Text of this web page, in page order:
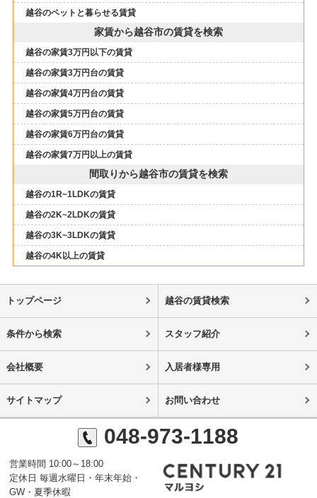
越谷のペットと暮らせる賃貸
家賃から越谷市の賃貸を検索
越谷の家賃3万円以下の賃貸
越谷の家賃3万円台の賃貸
越谷の家賃4万円台の賃貸
越谷の家賃5万円台の賃貸
越谷の家賃6万円台の賃貸
越谷の家賃7万円以上の賃貸
間取りから越谷市の賃貸を検索
越谷の1R~1LDKの賃貸
越谷の2K~2LDKの賃貸
越谷の3K~3LDKの賃貸
越谷の4K以上の賃貸
トップページ 越谷の賃貸検索
条件から検索 スタッフ紹介
会社概要 入居者様専用
サイトマップ お問い合わせ
048-973-1188
営業時間 10:00～18:00
定休日 毎週水曜日・年末年始・
GW・夏季休暇